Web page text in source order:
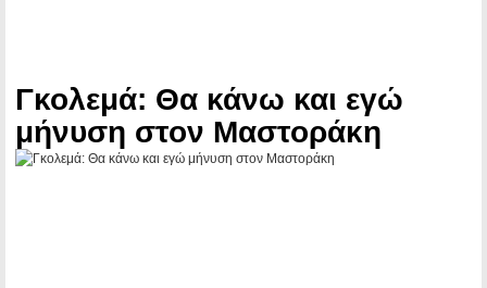
Γκολεμά: Θα κάνω και εγώ
μήνυση στον Μαστοράκη